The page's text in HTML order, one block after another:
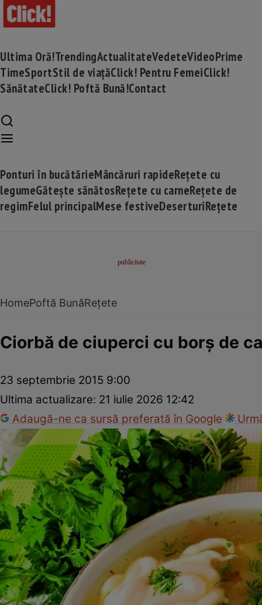
Ultima Oră!TrendingActualitateVedeteVideoPrime
TimeSportStil de viațăClick! Pentru FemeiClick!
SănătateClick! Poftă Bună!Contact
Ponturi în bucătărieMâncăruri rapideRețete cu
legumeGătește sănătosRețete cu carneRețete de
regimFelul principalMese festiveDeserturiRețete
HomePoftă BunăRețete
Ciorbă de ciuperci cu borş de
23 septembrie 2015 9:00
Ultima actualizare: 21 iulie 2026 12:42
Adaugă-ne ca sursă preferată în Google